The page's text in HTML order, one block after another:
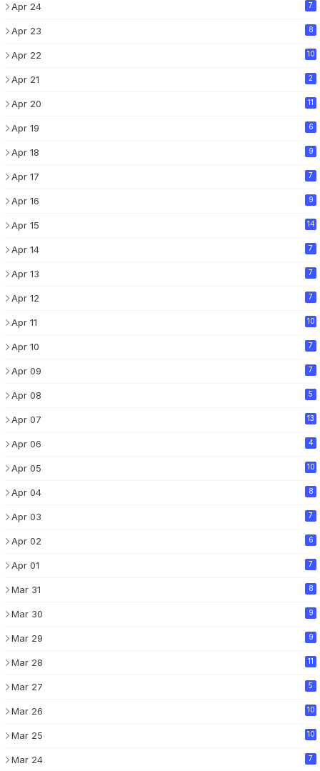
Apr 24 7
Apr 23 8
Apr 22 10
Apr 21 2
Apr 20 11
Apr 19 6
Apr 18 9
Apr 17 7
Apr 16 9
Apr 15 14
Apr 14 7
Apr 13 7
Apr 12 7
Apr 11 10
Apr 10 7
Apr 09 7
Apr 08 5
Apr 07 13
Apr 06 4
Apr 05 10
Apr 04 8
Apr 03 7
Apr 02 6
Apr 01 7
Mar 31 8
Mar 30 9
Mar 29 9
Mar 28 11
Mar 27 5
Mar 26 10
Mar 25 10
Mar 24 7